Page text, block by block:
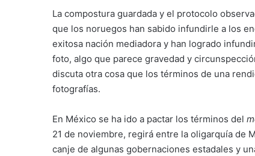
La compostura guardada y el protocolo
que los noruegos han sabido infundirle a los
exitosa nación mediadora y han logrado
foto, algo que parece gravedad y
discuta otra cosa que los términos de una
fotografías.
En México se ha ido a pactar los términos del
21 de noviembre, regirá entre la oligarquía de
canje de algunas gobernaciones estadales y